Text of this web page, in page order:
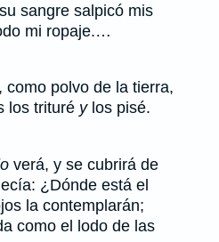
sangre salpicó mis
mi ropaje.…
como polvo de la tierra,
los trituré ylos pisé.
verá, y se cubrirá de
¿Dónde está el
la contemplarán;
como el lodo de las